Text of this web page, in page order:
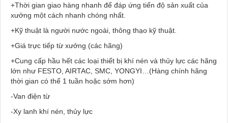
+Thời gian giao hàng nhanh để đáp ứng tiến độ sản xuất của
xưởng một cách nhanh chóng nhất.
+Kỹ thuật là người nước ngoài, thông thạo kỹ thuật.
+Giá trực tiếp từ xưởng (các hãng)
+Cung cấp hầu hết các loại thiết bị khí nén và thủy lực các hãng
lớn như FESTO, AIRTAC, SMC, YONGYI…(Hàng chính hãng
thời gian có thể 1 tuần hoặc sớm hơn)
-Van điện từ
-Xy lanh khí nén, thủy lực